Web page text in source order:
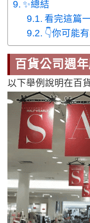
✨總結
看完這篇
👇你可能
百貨公司週
以下舉例說明在百